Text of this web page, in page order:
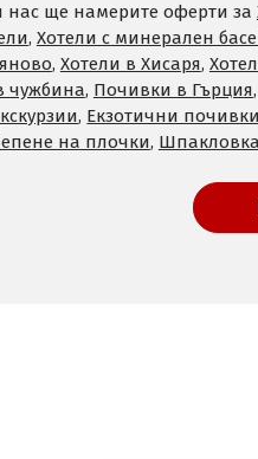
нас ще намерите оферти за
, Хотели с минерален
, Хотели в Хисаря,
чужбина, Почивки в Гърция,
, Екзотични
на плочки,